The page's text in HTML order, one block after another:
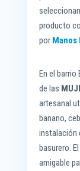
producto
por Manos
En el barrio
de las
artesanal
banano,
instalación
basurero.
amigable